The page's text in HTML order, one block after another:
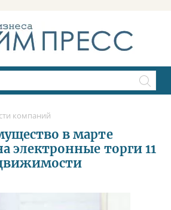
компаний
в марте
электронные торги 11